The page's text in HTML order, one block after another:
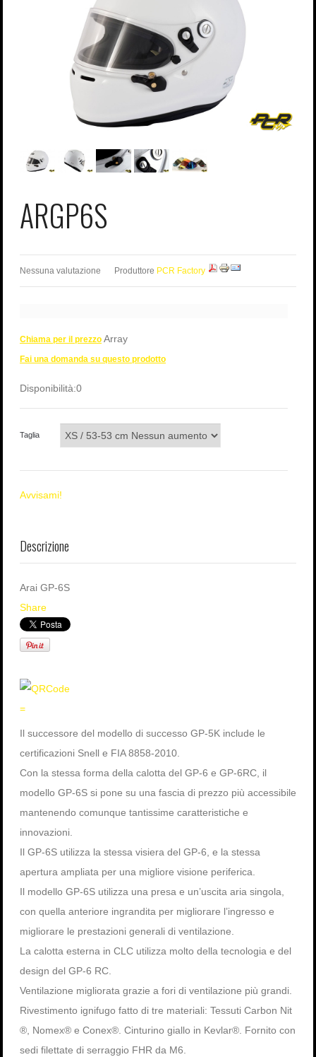
ARGP6S
Nessuna valutazione Produttore PCR Factory
Chiama per il prezzo Array
Fai una domanda su questo prodotto
Disponibilità:0
Taglia
Avvisami!
Descrizione
Arai GP-6S
Share
=
Il successore del modello di successo GP-5K include le
certificazioni Snell e FIA 8858-2010.
Con la stessa forma della calotta del GP-6 e GP-6RC, il
modello GP-6S si pone su una fascia di prezzo più accessibile
mantenendo comunque tantissime caratteristiche e
innovazioni.
Il GP-6S utilizza la stessa visiera del GP-6, e la stessa
apertura ampliata per una migliore visione periferica.
Il modello GP-6S utilizza una presa e un’uscita aria singola,
con quella anteriore ingrandita per migliorare l’ingresso e
migliorare le prestazioni generali di ventilazione.
La calotta esterna in CLC utilizza molto della tecnologia e del
design del GP-6 RC.
Ventilazione migliorata grazie a fori di ventilazione più grandi.
Rivestimento ignifugo fatto di tre materiali: Tessuti Carbon Nit
®, Nomex® e Conex®. Cinturino giallo in Kevlar®. Fornito con
sedi filettate di serraggio FHR da M6.
Password dimenticata?
Nome utente dimenticato?